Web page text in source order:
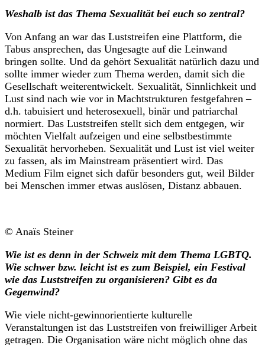
Weshalb ist das Thema Sexualität bei euch so zentral?
Von Anfang an war das Luststreifen eine Plattform, die
Tabus ansprechen, das Ungesagte auf die Leinwand
bringen sollte. Und da gehört Sexualität natürlich dazu und
sollte immer wieder zum Thema werden, damit sich die
Gesellschaft weiterentwickelt. Sexualität, Sinnlichkeit und
Lust sind nach wie vor in Machtstrukturen festgefahren –
d.h. tabuisiert und heterosexuell, binär und patriarchal
normiert. Das Luststreifen stellt sich dem entgegen, wir
möchten Vielfalt aufzeigen und eine selbstbestimmte
Sexualität hervorheben. Sexualität und Lust ist viel weiter
zu fassen, als im Mainstream präsentiert wird. Das
Medium Film eignet sich dafür besonders gut, weil Bilder
bei Menschen immer etwas auslösen, Distanz abbauen.
© Anaïs Steiner
Wie ist es denn in der Schweiz mit dem Thema LGBTQ.
Wie schwer bzw. leicht ist es zum Beispiel, ein Festival
wie das Luststreifen zu organisieren? Gibt es da
Gegenwind?
Wie viele nicht-gewinnorientierte kulturelle
Veranstaltungen ist das Luststreifen von freiwilliger Arbeit
getragen. Die Organisation wäre nicht möglich ohne das